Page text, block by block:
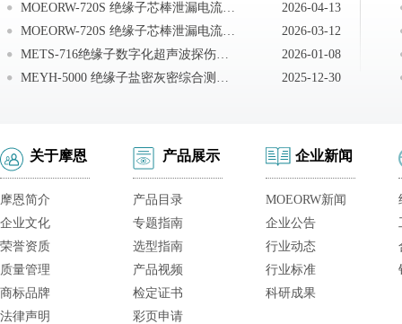
MOEORW-720S 绝缘子芯棒泄漏电流试验装置运输、贮存
2026-04-13
MOEORW-720S 绝缘子芯棒泄漏电流试验装置注意事项
2026-03-12
METS-716绝缘子数字化超声波探伤仪安全注意事项
2026-01-08
MEYH-5000 绝缘子盐密灰密综合测试仪故障分析及排除
2025-12-30
关于摩恩
摩恩简介
企业文化
荣誉资质
质量管理
商标品牌
法律声明
产品展示
产品目录
专题指南
选型指南
产品视频
检定证书
彩页申请
企业新闻
MOEORW新闻
企业公告
行业动态
行业标准
科研成果